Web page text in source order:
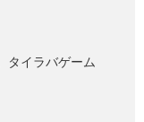
タイラバゲーム